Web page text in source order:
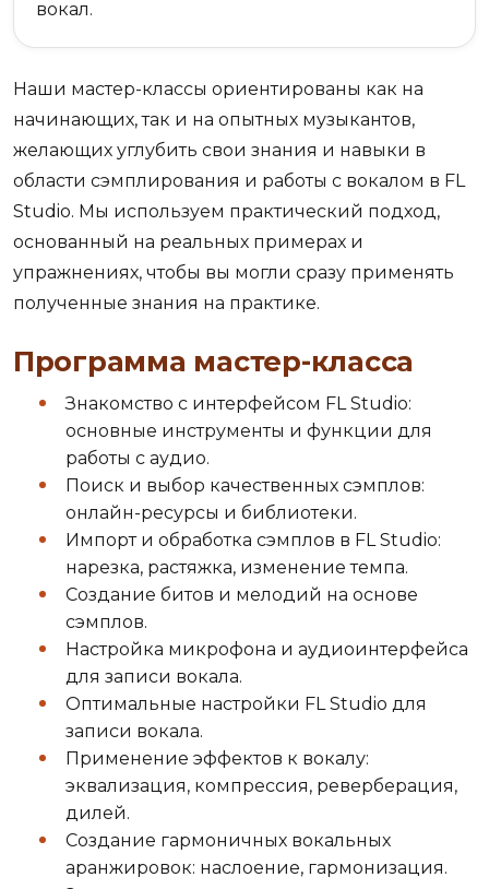
вокал.
Наши мастер-классы ориентированы как на
начинающих, так и на опытных музыкантов,
желающих углубить свои знания и навыки в
области сэмплирования и работы с вокалом в FL
Studio. Мы используем практический подход,
основанный на реальных примерах и
упражнениях, чтобы вы могли сразу применять
полученные знания на практике.
Программа мастер-класса
Знакомство с интерфейсом FL Studio:
основные инструменты и функции для
работы с аудио.
Поиск и выбор качественных сэмплов:
онлайн-ресурсы и библиотеки.
Импорт и обработка сэмплов в FL Studio:
нарезка, растяжка, изменение темпа.
Создание битов и мелодий на основе
сэмплов.
Настройка микрофона и аудиоинтерфейса
для записи вокала.
Оптимальные настройки FL Studio для
записи вокала.
Применение эффектов к вокалу:
эквализация, компрессия, реверберация,
дилей.
Создание гармоничных вокальных
аранжировок: наслоение, гармонизация.